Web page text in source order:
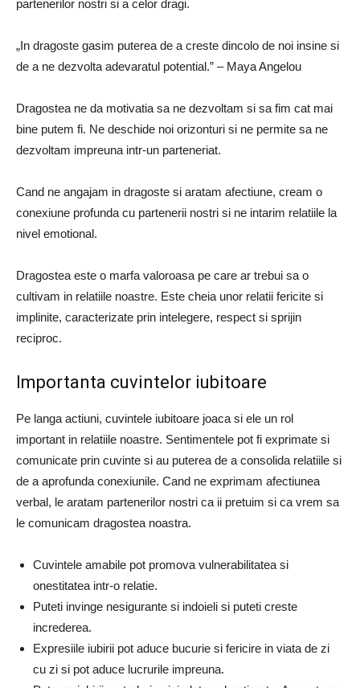
partenerilor nostri si a celor dragi.
„In dragoste gasim puterea de a creste dincolo de noi insine si
de a ne dezvolta adevaratul potential.” – Maya Angelou
Dragostea ne da motivatia sa ne dezvoltam si sa fim cat mai
bine putem fi. Ne deschide noi orizonturi si ne permite sa ne
dezvoltam impreuna intr-un parteneriat.
Cand ne angajam in dragoste si aratam afectiune, cream o
conexiune profunda cu partenerii nostri si ne intarim relatiile la
nivel emotional.
Dragostea este o marfa valoroasa pe care ar trebui sa o
cultivam in relatiile noastre. Este cheia unor relatii fericite si
implinite, caracterizate prin intelegere, respect si sprijin
reciproc.
Importanta cuvintelor iubitoare
Pe langa actiuni, cuvintele iubitoare joaca si ele un rol
important in relatiile noastre. Sentimentele pot fi exprimate si
comunicate prin cuvinte si au puterea de a consolida relatiile si
de a aprofunda conexiunile. Cand ne exprimam afectiunea
verbal, le aratam partenerilor nostri ca ii pretuim si ca vrem sa
le comunicam dragostea noastra.
Cuvintele amabile pot promova vulnerabilitatea si
onestitatea intr-o relatie.
Puteti invinge nesigurante si indoieli si puteti creste
increderea.
Expresiile iubirii pot aduce bucurie si fericire in viata de zi
cu zi si pot aduce lucrurile impreuna.